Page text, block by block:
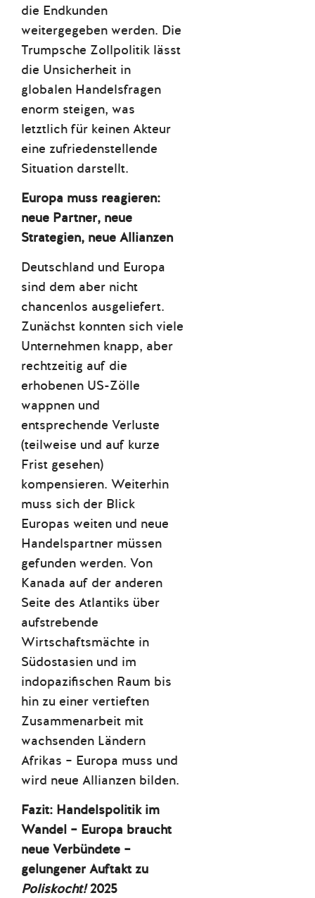
die Endkunden
weitergegeben werden. Die
Trumpsche Zollpolitik lässt
die Unsicherheit in
globalen Handelsfragen
enorm steigen, was
letztlich für keinen Akteur
eine zufriedenstellende
Situation darstellt.
Europa muss reagieren:
neue Partner, neue
Strategien, neue Allianzen
Deutschland und Europa
sind dem aber nicht
chancenlos ausgeliefert.
Zunächst konnten sich viele
Unternehmen knapp, aber
rechtzeitig auf die
erhobenen US-Zölle
wappnen und
entsprechende Verluste
(teilweise und auf kurze
Frist gesehen)
kompensieren. Weiterhin
muss sich der Blick
Europas weiten und neue
Handelspartner müssen
gefunden werden. Von
Kanada auf der anderen
Seite des Atlantiks über
aufstrebende
Wirtschaftsmächte in
Südostasien und im
indopazifischen Raum bis
hin zu einer vertieften
Zusammenarbeit mit
wachsenden Ländern
Afrikas – Europa muss und
wird neue Allianzen bilden.
Fazit: Handelspolitik im
Wandel – Europa braucht
neue Verbündete –
gelungener Auftakt zu
Poliskocht!2025